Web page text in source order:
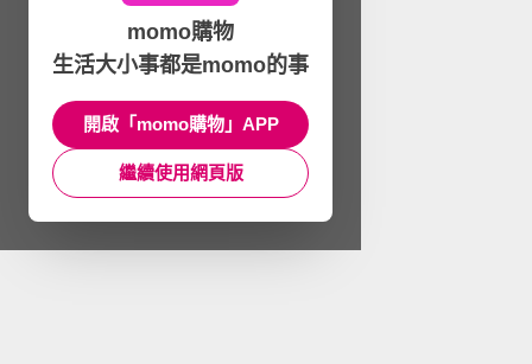
momo購物
生活大小事都是momo的事
開啟「momo購物」APP
繼續使用網頁版